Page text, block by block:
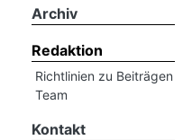
Archiv
Redaktion
Richtlinien zu Beiträgen
Team
Kontakt